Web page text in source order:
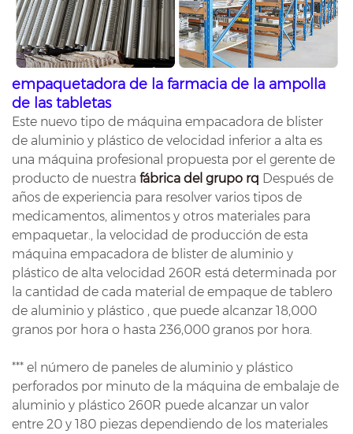
empaquetadora de la farmacia de la ampolla
de las tabletas
Este nuevo tipo de máquina empacadora de blister
de aluminio y plástico de velocidad inferior a alta es
una máquina profesional propuesta por el gerente de
producto de nuestra fábrica del grupo rq Después de
años de experiencia para resolver varios tipos de
medicamentos, alimentos y otros materiales para
empaquetar., la velocidad de producción de esta
máquina empacadora de blister de aluminio y
plástico de alta velocidad 260R está determinada por
la cantidad de cada material de empaque de tablero
de aluminio y plástico , que puede alcanzar 18,000
granos por hora o hasta 236,000 granos por hora.
*** el número de paneles de aluminio y plástico
perforados por minuto de la máquina de embalaje de
aluminio y plástico 260R puede alcanzar un valor
entre 20 y 180 piezas dependiendo de los materiales